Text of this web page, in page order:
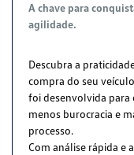
A chave para
agilidade.
Descubra a
compra do seu
foi desenvolvida para
menos burocracia e
processo.
Com análise rápida e